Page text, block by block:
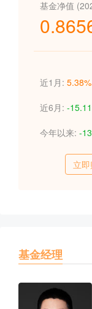
基金净值
近1月: 5.38%
近6月: -
今年以来: -
立
基金经理